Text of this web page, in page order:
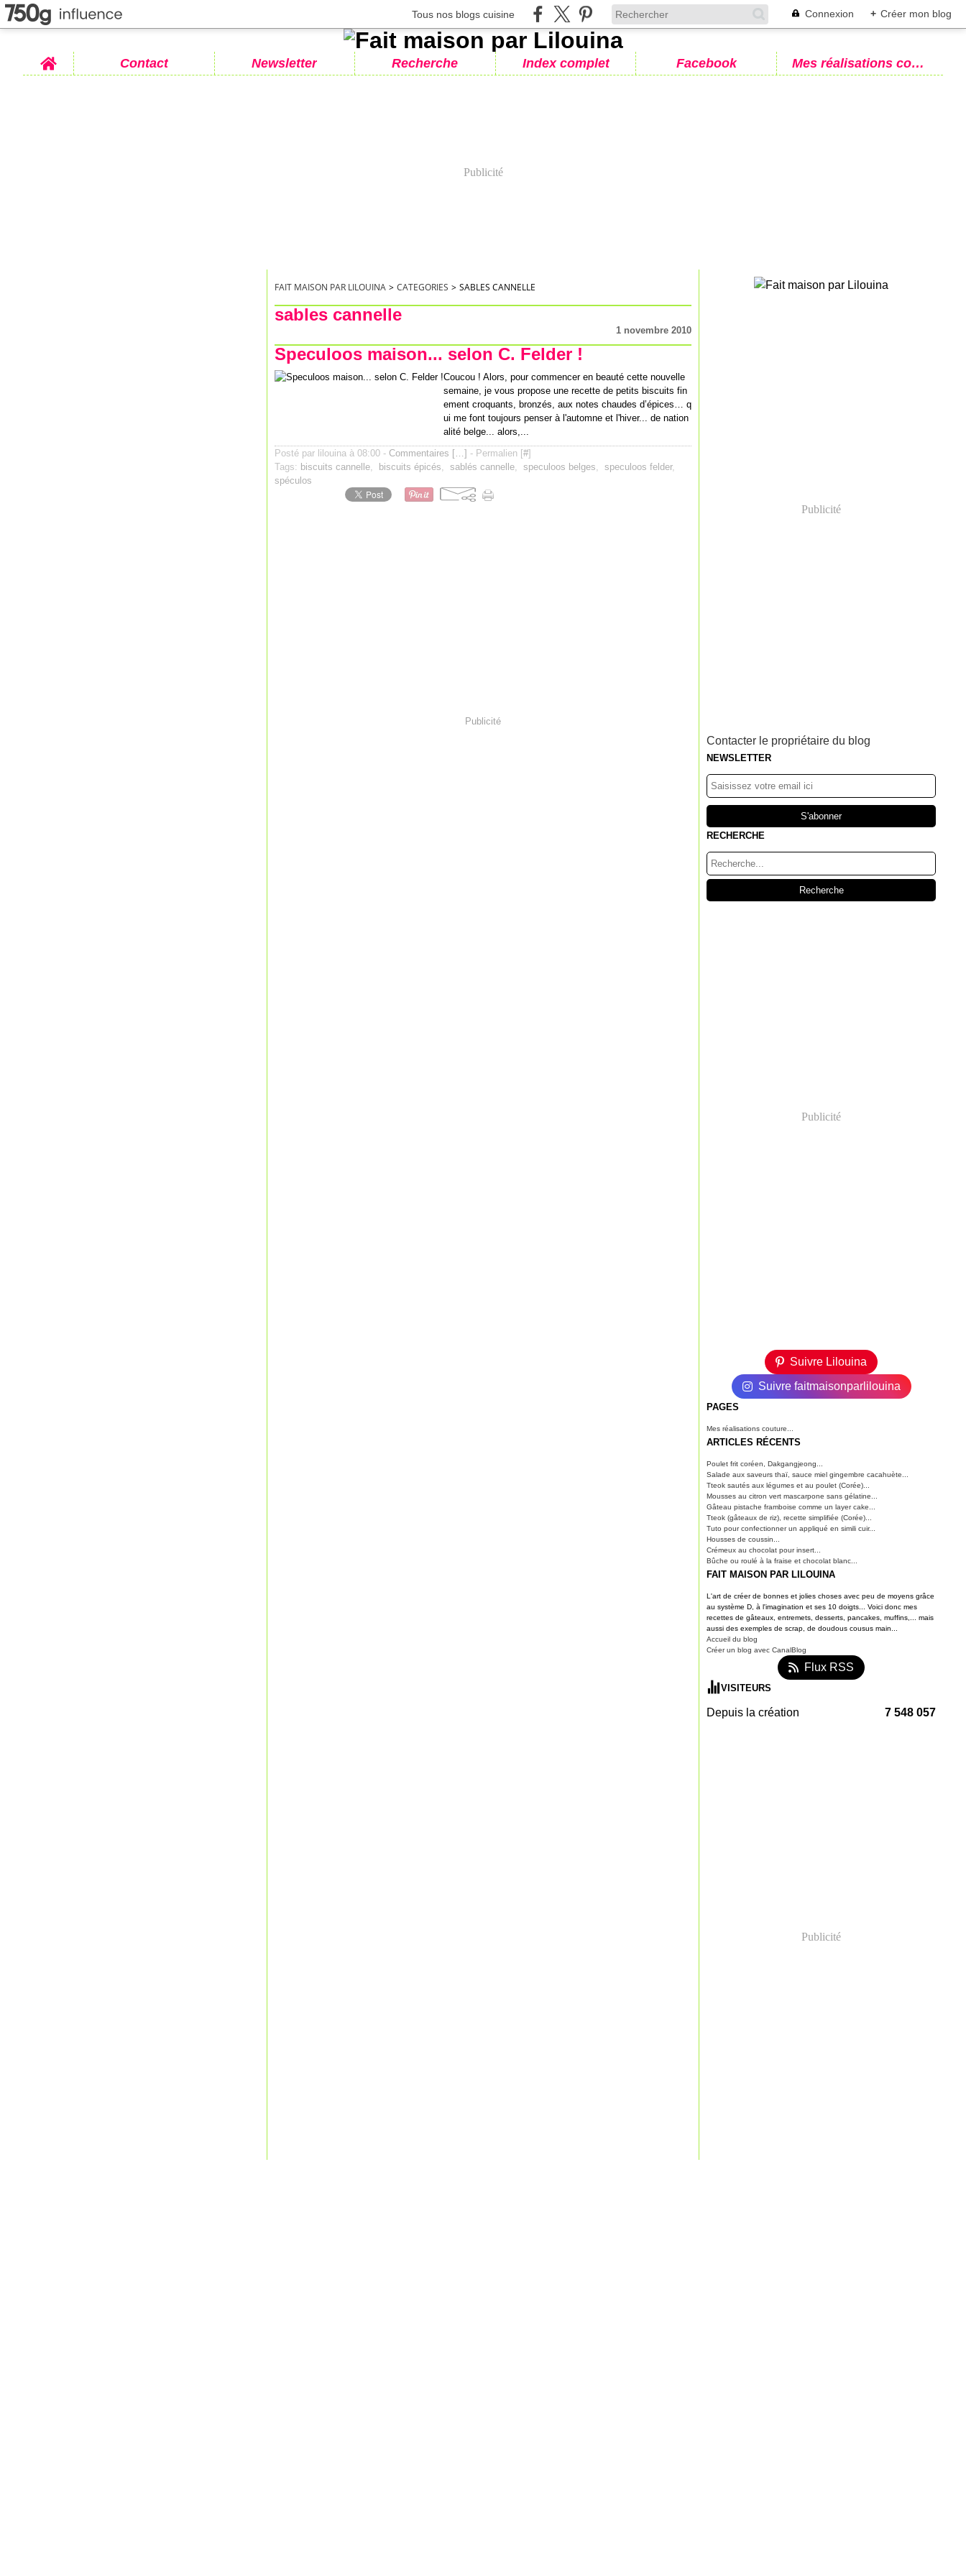
Tous nos blogs cuisine Connexion + Créer mon blog
Home Contact Newsletter Recherche Index complet Facebook Mes réalisations couture
Publicité
FAIT MAISON PAR LILOUINA > CATEGORIES > SABLES CANNELLE
sables cannelle
1 novembre 2010
Speculoos maison... selon C. Felder !
Coucou ! Alors, pour commencer en beauté cette nouvelle
semaine, je vous propose une recette de petits biscuits fin
ement croquants, bronzés, aux notes chaudes d’épices… q
ui me font toujours penser à l'automne et l'hiver... de nation
alité belge... alors,...
Posté par lilouina à 08:00 - Commentaires […] - Permalien [#]
Tags: biscuits cannelle, biscuits épicés, sablés cannelle, speculoos belges, speculoos felder,
spéculos
Publicité
Publicité
Contacter le propriétaire du blog
NEWSLETTER
RECHERCHE
Publicité
Suivre Lilouina
Suivre faitmaisonparlilouina
PAGES
Mes réalisations couture...
ARTICLES RÉCENTS
Poulet frit coréen, Dakgangjeong...
Salade aux saveurs thaï, sauce miel gingembre cacahuète...
Tteok sautés aux légumes et au poulet (Corée)...
Mousses au citron vert mascarpone sans gélatine...
Gâteau pistache framboise comme un layer cake...
Tteok (gâteaux de riz), recette simplifiée (Corée)...
Tuto pour confectionner un appliqué en simili cuir...
Housses de coussin...
Crémeux au chocolat pour insert...
Bûche ou roulé à la fraise et chocolat blanc...
FAIT MAISON PAR LILOUINA
L'art de créer de bonnes et jolies choses avec peu de moyens grâce
au système D, à l'imagination et ses 10 doigts... Voici donc mes
recettes de gâteaux, entremets, desserts, pancakes, muffins,... mais
aussi des exemples de scrap, de doudous cousus main...
Accueil du blog
Créer un blog avec CanalBlog
Flux RSS
VISITEURS
Depuis la création 7 548 057
Publicité